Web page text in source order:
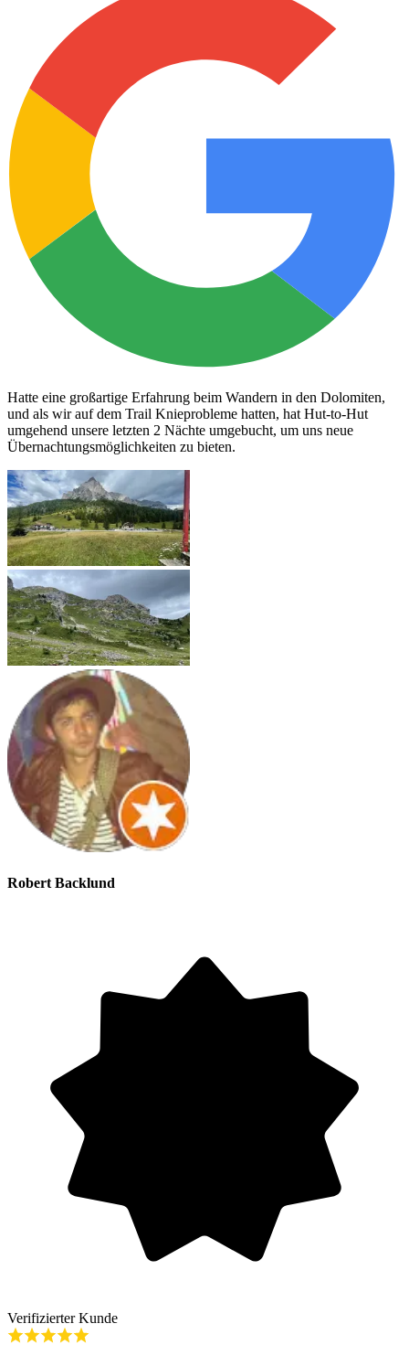
Hatte eine großartige Erfahrung beim Wandern in den Dolomiten,
und als wir auf dem Trail Knieprobleme hatten, hat Hut-to-Hut
umgehend unsere letzten 2 Nächte umgebucht, um uns neue
Übernachtungsmöglichkeiten zu bieten.
Robert Backlund
Verifizierter Kunde